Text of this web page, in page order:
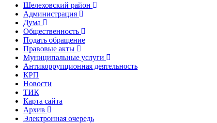
Шелеховский район
Администрация
Дума
Общественность
Подать обращение
Правовые акты
Муниципальные услуги
Антикоррупционная деятельность
КРП
Новости
ТИК
Карта сайта
Архив
Электронная очередь